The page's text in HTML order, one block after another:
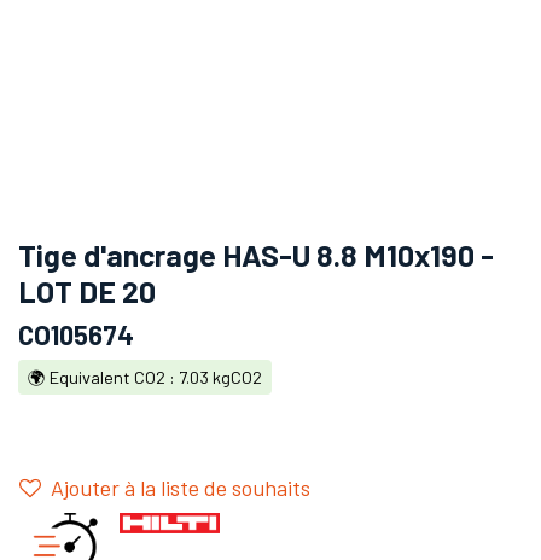
Tige d'ancrage HAS-U 8.8 M10x190 -
LOT DE 20
CO105674
🌍 Equivalent CO2 : 7.03 kgCO2
Ajouter à la liste de souhaits